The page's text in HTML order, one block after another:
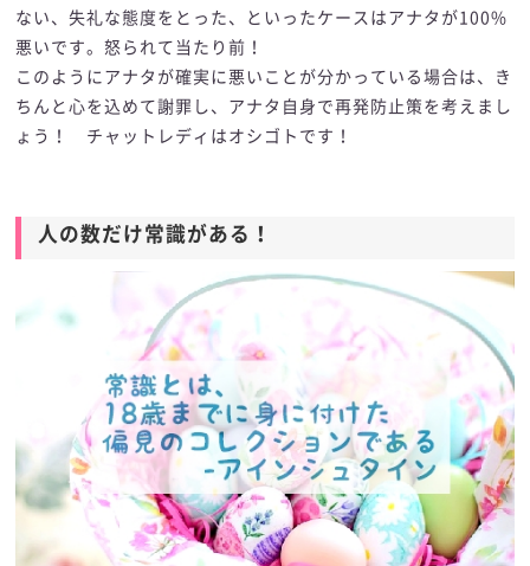
ない、失礼な態度をとった、といったケースはアナタが100%
悪いです。怒られて当たり前！
このようにアナタが確実に悪いことが分かっている場合は、き
ちんと心を込めて謝罪し、アナタ自身で再発防止策を考えまし
ょう！ チャットレディはオシゴトです！
人の数だけ常識がある！